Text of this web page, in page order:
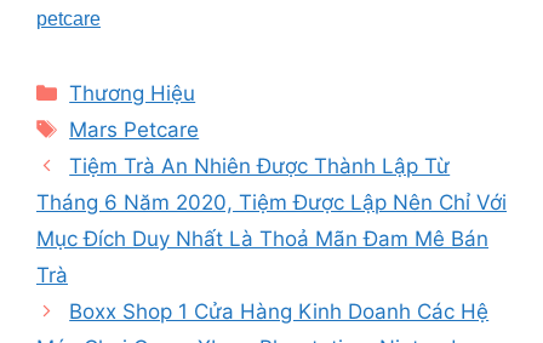
petcare
Categories
Thương Hiệu
Tags
Mars Petcare
Tiệm Trà An Nhiên Được Thành Lập Từ
Tháng 6 Năm 2020, Tiệm Được Lập Nên Chỉ Với
Mục Đích Duy Nhất Là Thoả Mãn Đam Mê Bán
Trà
Boxx Shop 1 Cửa Hàng Kinh Doanh Các Hệ